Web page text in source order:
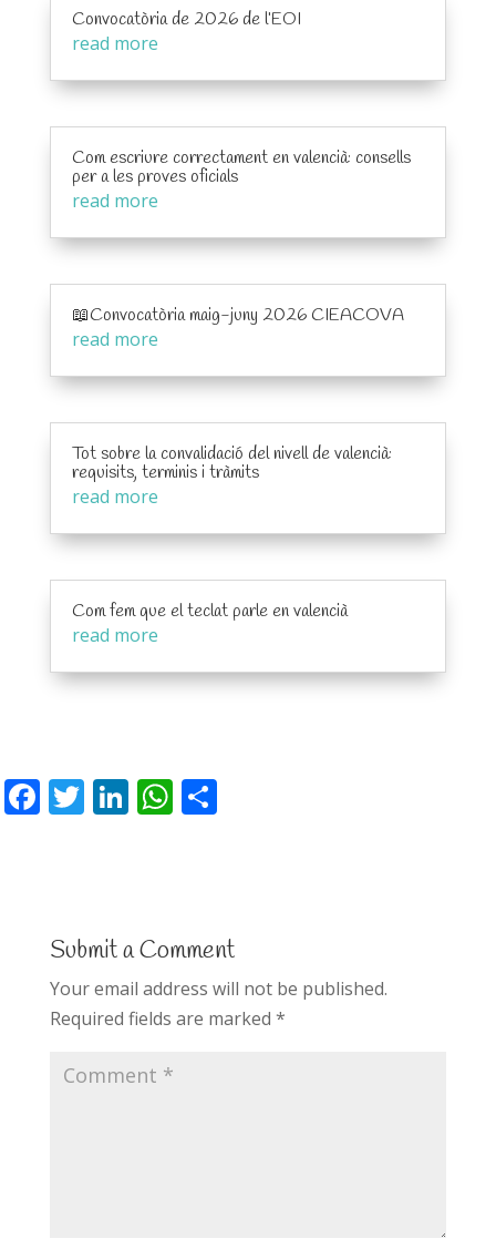
Convocatòria de 2026 de l’EOI
read more
Com escriure correctament en valencià: consells
per a les proves oficials
read more
📖Convocatòria maig-juny 2026 CIEACOVA
read more
Tot sobre la convalidació del nivell de valencià:
requisits, terminis i tràmits
read more
Com fem que el teclat parle en valencià
read more
F
o
o
k
T Li
dI
n
W
A
p
p
Submit a Comment
Your email address will not be published.
Required fields are marked *